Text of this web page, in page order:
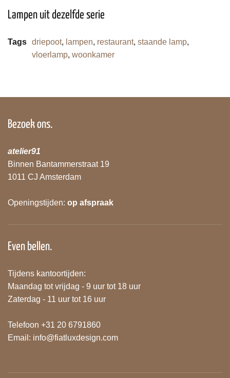
Lampen uit dezelfde serie
Tags driepoot, lampen, restaurant, staande lamp,
vloerlamp, woonkamer
Bezoek ons.
atelier91
Binnen Bantammerstraat 19
1011 CJ Amsterdam
Openingstijden: op afspraak
Even bellen.
Tijdens kantoortijden:
Maandag tot vrijdag - 9 uur tot 18 uur
Zaterdag - 11 uur tot 16 uur
Telefoon +31 20 6791860
Email: info@fiatluxdesign.com